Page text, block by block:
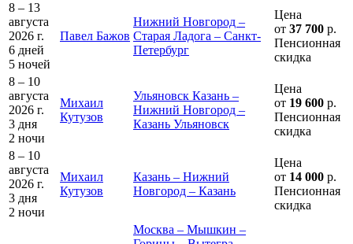
8 – 13
августа
2026 г.
6 дней
5 ночей
Павел Бажов
Нижний Новгород –
Старая Ладога – Санкт-
Петербург
Цена
от 37 700 р.
Пенсионная
скидка
8 – 10
августа
2026 г.
3 дня
2 ночи
Михаил
Кутузов
Ульяновск Казань –
Нижний Новгород –
Казань Ульяновск
Цена
от 19 600 р.
Пенсионная
скидка
8 – 10
августа
2026 г.
3 дня
2 ночи
Михаил
Кутузов
Казань – Нижний
Новгород – Казань
Цена
от 14 000 р.
Пенсионная
скидка
Москва – Мышкин –